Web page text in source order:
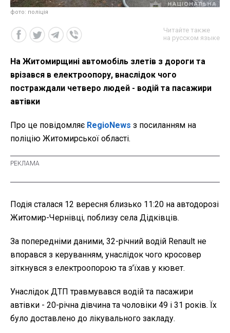
фото: поліція
Читайте также
на русском языке
На Житомирщині автомобіль злетів з дороги та
врізався в електроопору, внаслідок чого
постраждали четверо людей - водій та пасажири
автівки
Про це повідомляє RegioNews з посиланням на
поліцію Житомирської області.
Подія сталася 12 вересня близько 11:20 на автодорозі
Житомир-Чернівці, поблизу села Дідківців.
За попередніми даними, 32-річний водій Renault не
впорався з керуванням, унаслідок чого кросовер
зіткнувся з електроопорою та з’їхав у кювет.
Унаслідок ДТП травмувався водій та пасажири
автівки - 20-річна дівчина та чоловіки 49 і 31 років. Їх
було доставлено до лікувального закладу.